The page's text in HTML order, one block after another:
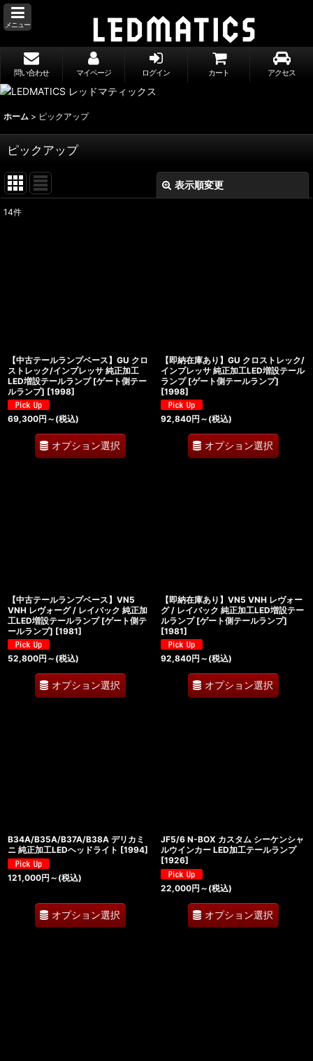
メニュー
問い合わせ マイページ ログイン カート アクセス
ホーム > ピックアップ
ピックアップ
表示順変更
14件
【中古テールランプベース】GU クロ
ストレック/インプレッサ 純正加工
LED増設テールランプ [ゲート側テー
ルランプ] [1998]
69,300円 ～ (税込)
オプション選択
【即納在庫あり】GU クロストレック/
インプレッサ 純正加工LED増設テール
ランプ [ゲート側テールランプ]
[1998]
92,840円 ～ (税込)
オプション選択
【中古テールランプベース】VN5
VNH レヴォーグ / レイバック 純正加
工LED増設テールランプ [ゲート側テ
ールランプ] [1981]
52,800円 ～ (税込)
オプション選択
【即納在庫あり】VN5 VNH レヴォー
グ / レイバック 純正加工LED増設テー
ルランプ [ゲート側テールランプ]
[1981]
92,840円 ～ (税込)
オプション選択
B34A/B35A/B37A/B38A デリカミ
ニ 純正加工LEDヘッドライト [1994]
121,000円 ～ (税込)
オプション選択
JF5/6 N-BOX カスタム シーケンシャ
ルウインカー LED加工テールランプ
[1926]
22,000円 ～ (税込)
オプション選択